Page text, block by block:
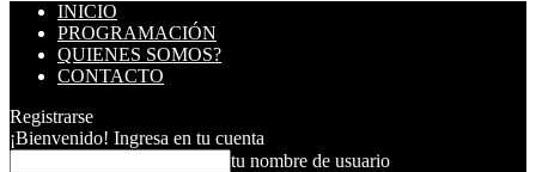
INICIO
PROGRAMACIÓN
QUIENES SOMOS?
CONTACTO
Registrarse
¡Bienvenido! Ingresa en tu cuenta
tu nombre de usuario